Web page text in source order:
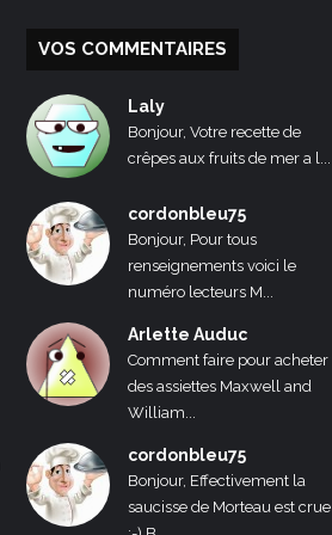
VOS COMMENTAIRES
Laly
Bonjour, Votre recette de
crêpes aux fruits de mer a l...
cordonbleu75
Bonjour, Pour tous
renseignements voici le
numéro lecteurs M...
Arlette Auduc
Comment faire pour acheter
des assiettes Maxwell and
William...
cordonbleu75
Bonjour, Effectivement la
saucisse de Morteau est crue